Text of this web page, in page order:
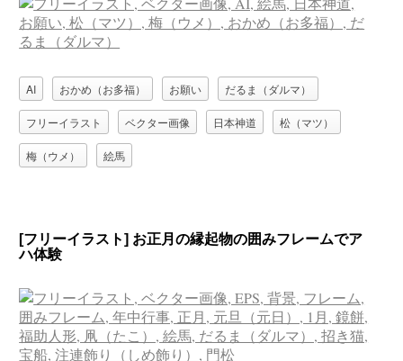
AI おかめ（お多福） お願い だるま（ダルマ）
フリーイラスト ベクター画像 日本神道 松（マツ）
梅（ウメ） 絵馬
[フリーイラスト] お正月の縁起物の囲みフレームでア
ハ体験